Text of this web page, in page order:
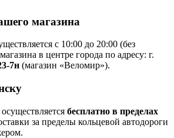
магазина
с 10:00 до 20:00 (без
в центре города по адресу: г.
7н (магазин «Веломир»).
бесплатно в пределах
за пределы кольцевой автодороги